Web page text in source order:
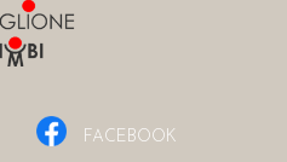
FACEBOOK